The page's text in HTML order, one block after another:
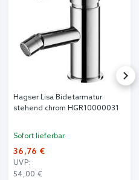
Hagser Lisa Bidetarmatur
stehend chrom HGR10000031
Sofort lieferbar
36,76 €
UVP:
54,00 €